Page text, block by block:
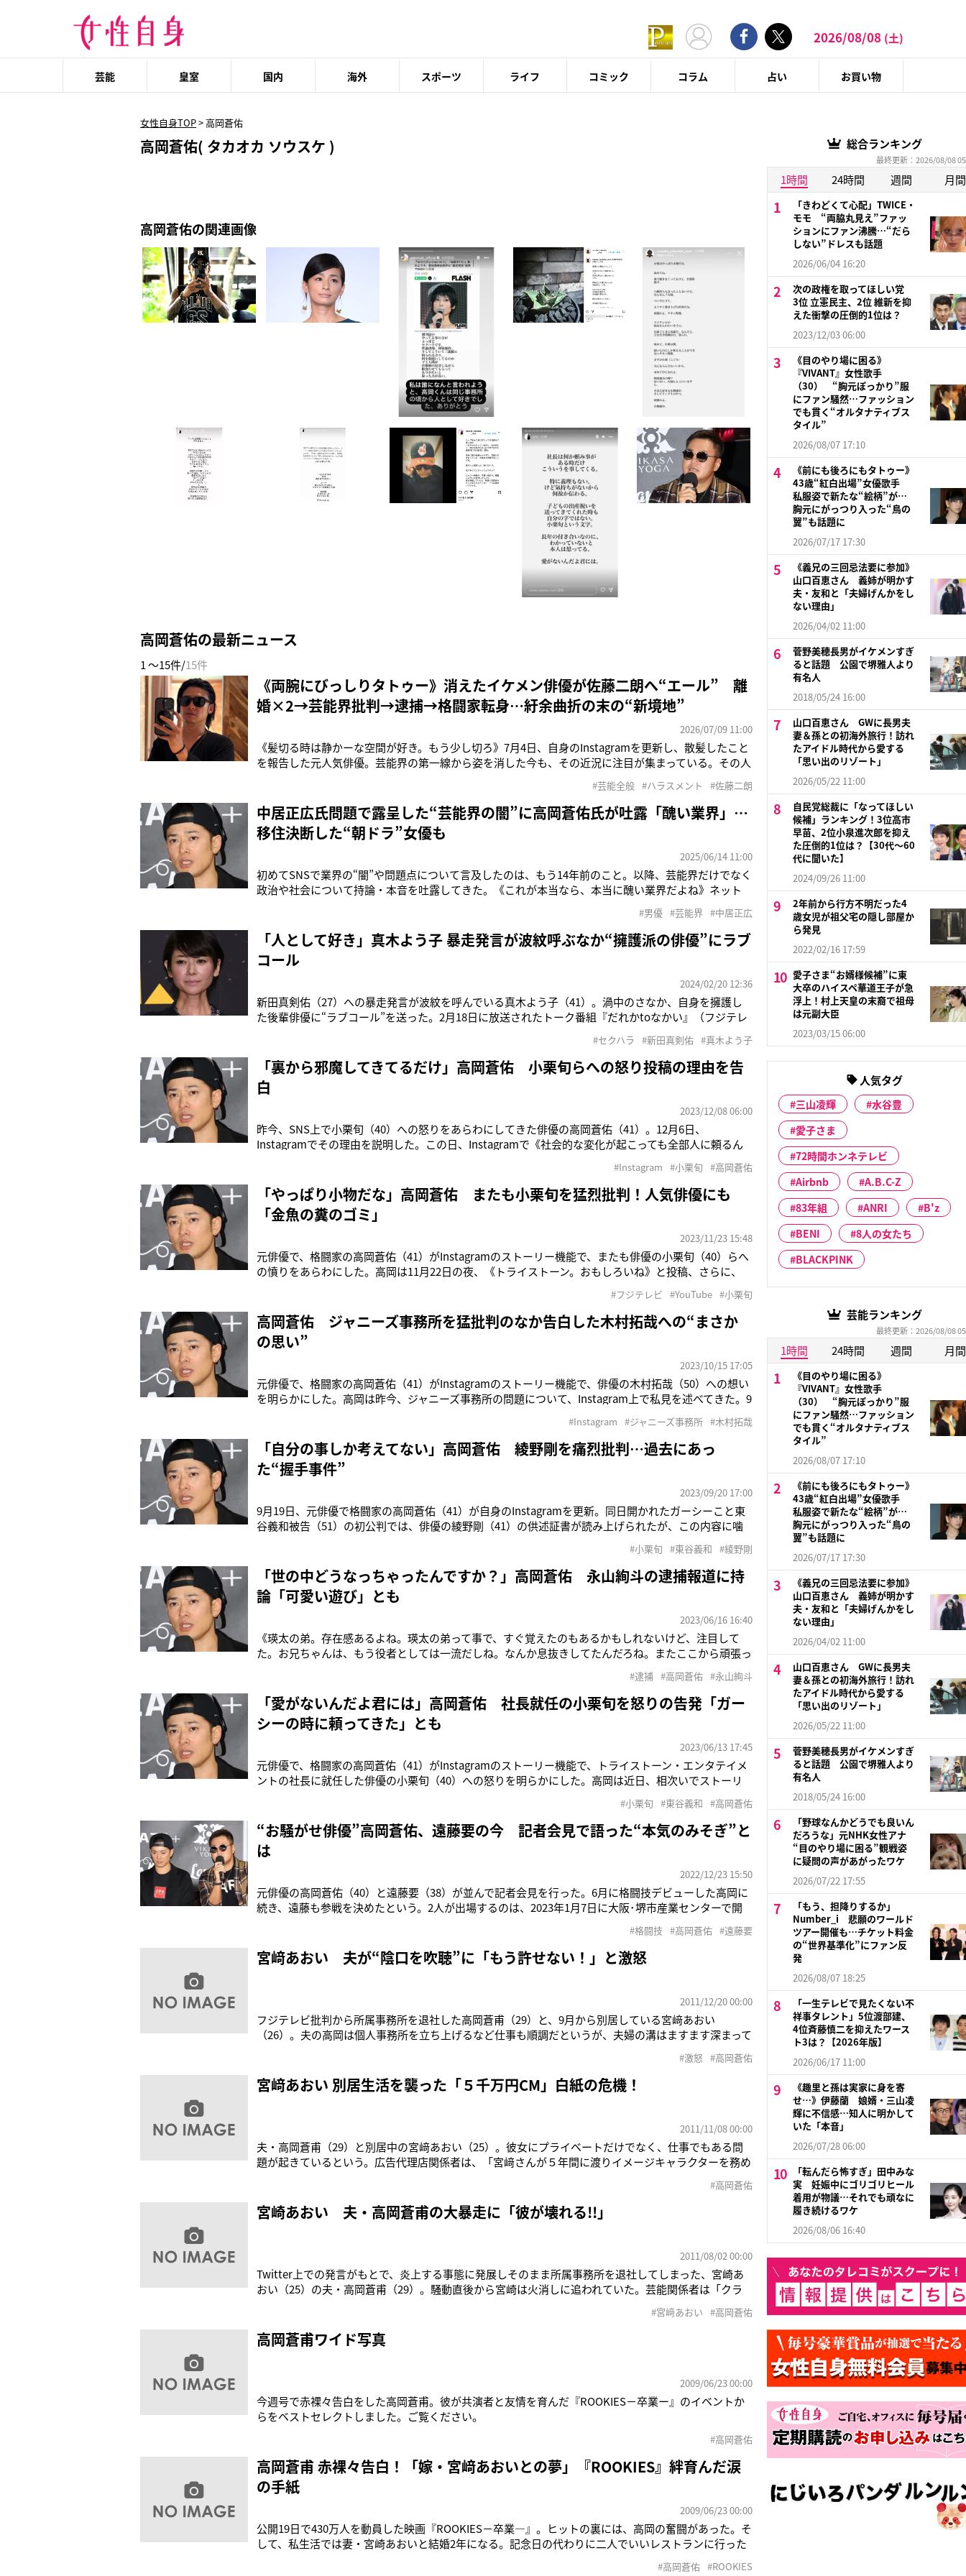
2026/08/08 (土)
芸能 皇室 国内 海外 スポーツ ライフ コミック コラム 占い お買い物
女性自身TOP>高岡蒼佑
高岡蒼佑( タカオカ ソウスケ )
高岡蒼佑の関連画像
高岡蒼佑の最新ニュース
1 ～15件/15件
《両腕にびっしりタトゥー》消えたイケメン俳優が佐藤二朗へ“エール” 離
婚×2→芸能界批判→逮捕→格闘家転身…紆余曲折の末の“新境地”
2026/07/09 11:00
《髪切る時は静かーな空間が好き。もう少し切ろ》7月4日、自身のInstagramを更新し、散髪したこと
を報告した元人気俳優。芸能界の第一線から姿を消した今も、その近況に注目が集まっている。その人
ィションで、約6000人の応募者の中から主要生徒の1人である杉村弘樹役に抜擢され、一躍注目を集め
た。その後、2
#芸能全般 #ハラスメント #佐藤二朗
中居正広氏問題で露呈した“芸能界の闇”に高岡蒼佑氏が吐露「醜い業界」…
移住決断した“朝ドラ”女優も
2025/06/14 11:00
初めてSNSで業界の“闇”や問題点について言及したのは、もう14年前のこと。以降、芸能界だけでなく
政治や社会について持論・本音を吐露してきた。《これが本当なら、本当に醜い業界だよね》ネット
立化】中居正広を慕っていた後輩タレントが続々と決別…フジテレビ主演ドラマで続く “見送り” 判
断》（Smart FLA
#男優 #芸能界 #中居正広
「人として好き」真木よう子 暴走発言が波紋呼ぶなか“擁護派の俳優”にラブ
コール
2024/02/20 12:36
新田真剣佑（27）への暴走発言が波紋を呼んでいる真木よう子（41）。渦中のさなか、自身を擁護し
た後輩俳優に“ラブコール”を送った。2月18日に放送されたトーク番組『だれかtoなかい』（フジテレ
きな理由について「なんだろ、エロいんですよ」と発言した。続けて「これちょっと失礼になるのか
な？」と言いつつも、Net
#セクハラ #新田真剣佑 #真木よう子
「裏から邪魔してきてるだけ」高岡蒼佑 小栗旬らへの怒り投稿の理由を告
白
2023/12/08 06:00
昨今、SNS上で小栗旬（40）への怒りをあらわにしてきた俳優の高岡蒼佑（41）。12月6日、
Instagramでその理由を説明した。この日、Instagramで《社会的な変化が起こっても全部人に頼るん
る？自分達で変われよ。一人一人の意識が変わらないとこの国はもう終わるんです。いい加減にしまし
ょう》と呼びかけた
#Instagram #小栗旬 #高岡蒼佑
「やっぱり小物だな」高岡蒼佑 またも小栗旬を猛烈批判！人気俳優にも
「金魚の糞のゴミ」
2023/11/23 15:48
元俳優で、格闘家の高岡蒼佑（41）がInstagramのストーリー機能で、またも俳優の小栗旬（40）らへ
の憤りをあらわにした。高岡は11月22日の夜、《トライストーン。おもしろいね》と投稿、さらに、
トーンの社長に就任した小栗に言及。俳優の八嶋智人（53）についても《会ったことないけど、なんな
ん?お前。ついで
#フジテレビ #YouTube #小栗旬
高岡蒼佑 ジャニーズ事務所を猛批判のなか告白した木村拓哉への“まさか
の思い”
2023/10/15 17:05
元俳優で、格闘家の高岡蒼佑（41）がInstagramのストーリー機能で、俳優の木村拓哉（50）への想い
を明らかにした。高岡は昨今、ジャニーズ事務所の問題について、Instagram上で私見を述べてきた。9
った。《看板が綺麗じゃなければ嫌だという奴、真っ先に逃げ出したい人もいるでしょう。メリーやら
ジュリー
#Instagram #ジャニーズ事務所 #木村拓哉
「自分の事しか考えてない」高岡蒼佑 綾野剛を痛烈批判…過去にあっ
た“握手事件”
2023/09/20 17:00
9月19日、元俳優で格闘家の高岡蒼佑（41）が自身のInstagramを更新。同日開かれたガーシーこと東
谷義和被告（51）の初公判では、俳優の綾野剛（41）の供述証書が読み上げられたが、この内容に噛
るのは許せない。東谷という存在自体が恐怖だった。CMを打ち切られたり、冷たい目で見られたり、
つらい思いをし、精
#小栗旬 #東谷義和 #綾野剛
「世の中どうなっちゃったんですか？」高岡蒼佑 永山絢斗の逮捕報道に持
論「可愛い遊び」とも
2023/06/16 16:40
《瑛太の弟。存在感あるよね。瑛太の弟って事で、すぐ覚えたのもあるかもしれないけど、注目して
た。お兄ちゃんは、もう役者としては一流だしね。なんか息抜きしてたんだろね。またここから頑張っ
永山絢斗容疑者（34）が大麻取締法違反の疑いで逮捕された。「ENCOUNT」によると所属事務所は
「私たちもニュース
#逮捕 #高岡蒼佑 #永山絢斗
「愛がないんだよ君には」高岡蒼佑 社長就任の小栗旬を怒りの告発「ガー
シーの時に頼ってきた」とも
2023/06/13 17:45
元俳優で、格闘家の高岡蒼佑（41）がInstagramのストーリー機能で、トライストーン・エンタテイメ
ントの社長に就任した俳優の小栗旬（40）への怒りを明らかにした。高岡は近日、相次いでストーリ
だかなければ仕事はできない。》と共演NGの事務所を告白した。また、《ガーシーさんって芸能界の
ことに関しては9割5
#小栗旬 #東谷義和 #高岡蒼佑
“お騒がせ俳優”高岡蒼佑、遠藤要の今 記者会見で語った“本気のみそぎ”と
は
2022/12/23 15:50
元俳優の高岡蒼佑（40）と遠藤要（38）が並んで記者会見を行った。6月に格闘技デビューした高岡に
続き、遠藤も参戦を決めたという。2人が出場するのは、2023年1月7日に大阪･堺市産業センターで開
あおい（37）との離婚後も、傷害の疑いでの逮捕（不起訴処分）や、改名を繰り返すなど“お騒がせ俳
優”と呼ばれてき
#格闘技 #高岡蒼佑 #遠藤要
宮﨑あおい 夫が“陰口を吹聴”に「もう許せない！」と激怒
2011/12/20 00:00
フジテレビ批判から所属事務所を退社した高岡蒼甫（29）と、9月から別居している宮﨑あおい
（26）。夫の高岡は個人事務所を立ち上げるなど仕事も順調だというが、夫婦の溝はますます深まって
おいの周りにハメられた』という意識があるのでしょう。そんな思いがエスカレートして、怒りの矛先
が宮﨑さん本人に向かったようです」
#激怒 #高岡蒼佑
宮﨑あおい 別居生活を襲った「５千万円CM」白紙の危機！
2011/11/08 00:00
夫・高岡蒼甫（29）と別居中の宮﨑あおい（25）。彼女にプライベートだけでなく、仕事でもある問
題が起きているという。広告代理店関係者は、「宮﨑さんが５年間に渡りイメージキャラクターを務め
は年間５千万円強。今回、数百億円にものぼる資金問題が噴出したことで、このCM契約料も見直しの
対象になりそうです」と語る。夫
#高岡蒼佑
宮崎あおい 夫・高岡蒼甫の大暴走に「彼が壊れる!!」
2011/08/02 00:00
Twitter上での発言がもとで、炎上する事態に発展しそのまま所属事務所を退社してしまった、宮崎あ
おい（25）の夫・高岡蒼甫（29）。騒動直後から宮崎は火消しに追われていた。芸能関係者は「クラ
と私のまわりまで巻き込まないで』と懇願したそうです」と語る。今回の騒動になる以前から、宮崎
には妻としての苦悩があった
#宮﨑あおい #高岡蒼佑
高岡蒼甫ワイド写真
2009/06/23 00:00
今週号で赤裸々告白をした高岡蒼甫。彼が共演者と友情を育んだ『ROOKIES－卒業ー』のイベントか
らをベストセレクトしました。ご覧ください。
#高岡蒼佑
高岡蒼甫 赤裸々告白！「嫁・宮﨑あおいとの夢」『ROOKIES』絆育んだ涙
の手紙
2009/06/23 00:00
公開19日で430万人を動員した映画『ROOKIES－卒業―』。ヒットの裏には、高岡の奮闘があった。そ
して、私生活では妻・宮崎あおいと結婚2年になる。記念日の代わりに二人でいいレストランに行った
#高岡蒼佑 #ROOKIES
総合ランキング
最終更新：2026/08/08
1時間 24時間 週間 月間
「きわどくて心配」TWICE・
モモ “両脇丸見え”ファッ
ションにファン沸騰…“だら
しない”ドレスも話題
2026/06/04 16:20
次の政権を取ってほしい党
3位 立憲民主、2位 維新を抑
えた衝撃の圧倒的1位は？
2023/12/03 06:00
《目のやり場に困る》
『VIVANT』女性歌手
（30） “胸元ぽっかり”服
にファン騒然…ファッション
でも貫く“オルタナティブス
タイル”
2026/08/07 17:10
《前にも後ろにもタトゥー》
43歳“紅白出場”女優歌手
私服姿で新たな“絵柄”が…
胸元にがっつり入った“鳥の
翼”も話題に
2026/07/17 17:30
《義兄の三回忌法要に参加》
山口百恵さん 義姉が明かす
夫・友和と「夫婦げんかをし
ない理由」
2026/04/02 11:00
菅野美穂長男がイケメンすぎ
ると話題 公園で堺雅人より
有名人
2018/05/24 16:00
山口百恵さん GWに長男夫
妻＆孫との初海外旅行！訪れ
たアイドル時代から愛する
「思い出のリゾート」
2026/05/22 11:00
自民党総裁に「なってほしい
候補」ランキング！3位高市
早苗、2位小泉進次郎を抑え
た圧倒的1位は？【30代〜60
代に聞いた】
2024/09/26 11:00
2年前から行方不明だった4
歳女児が祖父宅の隠し部屋か
ら発見
2022/02/16 17:59
愛子さま“お婿様候補”に東
大卒のハイスペ華道王子が急
浮上！村上天皇の末裔で祖母
は元副大臣
2023/03/15 06:00
人気タグ
三山凌輝
水谷豊
愛子さま
72時間ホンネテレビ
Airbnb
A.B.C-Z
83年組
ANRI
B'z
BENI
8人の女たち
BLACKPINK
芸能ランキング
最終更新：2026/08/08
1時間 24時間 週間 月間
《目のやり場に困る》
『VIVANT』女性歌手
（30） “胸元ぽっかり”服
にファン騒然…ファッション
でも貫く“オルタナティブス
タイル”
2026/08/07 17:10
《前にも後ろにもタトゥー》
43歳“紅白出場”女優歌手
私服姿で新たな“絵柄”が…
胸元にがっつり入った“鳥の
翼”も話題に
2026/07/17 17:30
《義兄の三回忌法要に参加》
山口百恵さん 義姉が明かす
夫・友和と「夫婦げんかをし
ない理由」
2026/04/02 11:00
山口百恵さん GWに長男夫
妻＆孫との初海外旅行！訪れ
たアイドル時代から愛する
「思い出のリゾート」
2026/05/22 11:00
菅野美穂長男がイケメンすぎ
ると話題 公園で堺雅人より
有名人
2018/05/24 16:00
「野球なんかどうでも良いん
だろうな」元NHK女性アナ
“目のやり場に困る”観戦姿
に疑問の声があがったワケ
2026/07/22 17:55
「もう、担降りするか」
Number_i 悲願のワールド
ツアー開催も…チケット料金
の“世界基準化”にファン反
発
2026/08/07 18:25
「一生テレビで見たくない不
祥事タレント」5位渡部建、
4位斉藤慎二を抑えたワース
ト3は？【2026年版】
2026/06/17 11:00
《趣里と孫は実家に身を寄
せ…》伊藤蘭 娘婿・三山凌
輝に不信感…知人に明かして
いた「本音」
2026/07/28 06:00
「転んだら怖すぎ」田中みな
実 妊娠中にゴリゴリヒール
着用が物議…それでも頑なに
履き続けるワケ
2026/08/06 16:40